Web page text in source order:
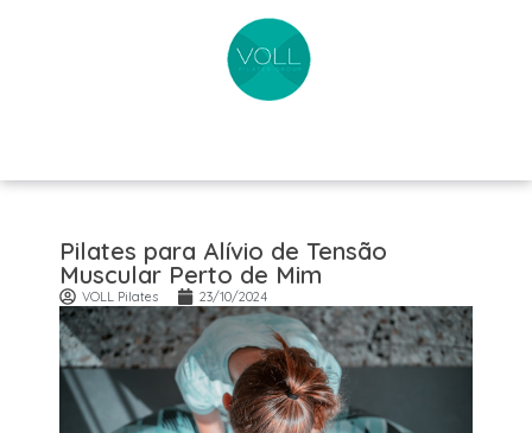
Pilates para Alívio de Tensão
Muscular Perto de Mim
VOLL Pilates 23/10/2024